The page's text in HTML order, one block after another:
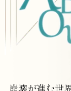
崩壊が進む世